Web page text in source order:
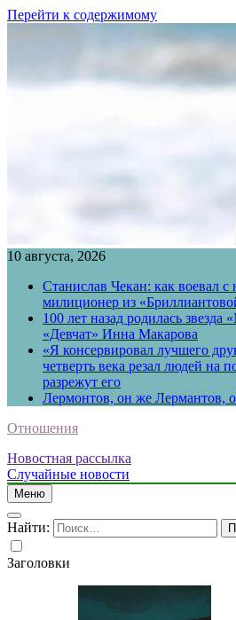
Перейти к содержимому
10 августа, 2026
Станислав Чекан: как воевал с
милиционер из
100 лет назад родилась
«Девчат» Инна Макарова
«Я консервировал лучшего
четверть века резал людей на
разрежут его
Лермонтов, он же Лермантов,
Отношения
Новостная рассылка
Случайные новости
Меню
Найти:
Заголовки